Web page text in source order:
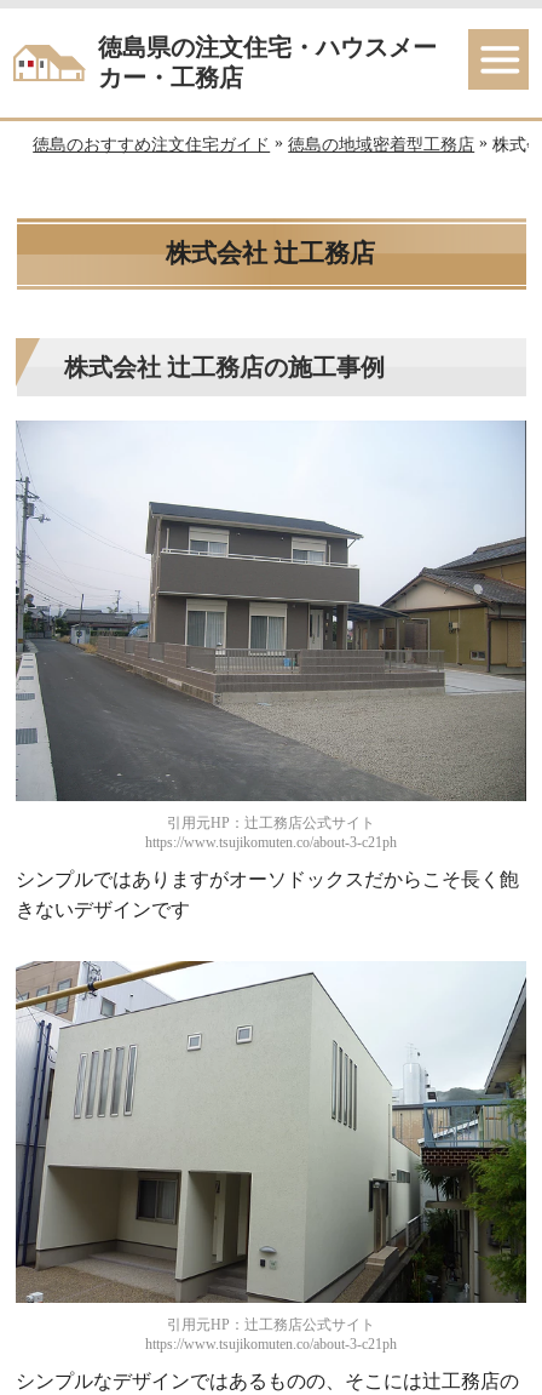
徳島県の注文住宅・ハウスメー
カー・工務店
徳島のおすすめ注文住宅ガイド »徳島の地域密着型工務店 »株式
株式会社 辻工務店
株式会社 辻工務店の施工事例
引用元HP：辻工務店公式サイト
https://www.tsujikomuten.co/about-3-c21ph
シンプルではありますがオーソドックスだからこそ長く飽
きないデザインです
引用元HP：辻工務店公式サイト
https://www.tsujikomuten.co/about-3-c21ph
シンプルなデザインではあるものの、そこには辻工務店の